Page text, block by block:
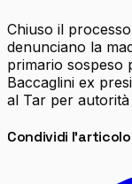
Chiuso il
denunciano la
primario sospeso
Baccaglini ex
al Tar per
Condividi l'articolo